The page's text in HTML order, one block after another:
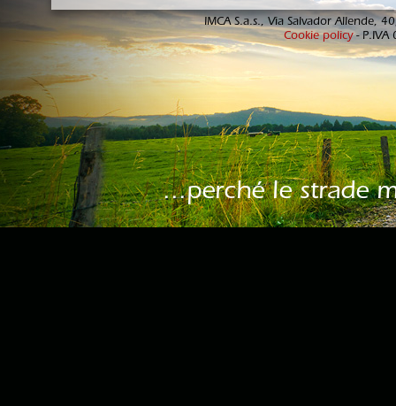
IMCA S.a.s., Via Salvador Allende,
Cookie policy- P.IVA
...perché le strade